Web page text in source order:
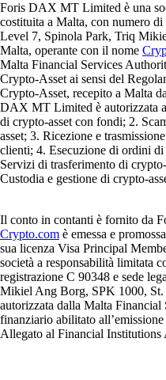
Foris DAX MT Limited è una
costituita a Malta, con numero di
Level 7, Spinola Park, Triq
Malta, operante con il nome
Malta Financial Services
Crypto-Asset ai sensi del
Crypto-Asset, recepito a Malta
DAX MT Limited è autorizzata
di crypto-asset con fondi; 2.
asset; 3. Ricezione e
clienti; 4. Esecuzione di ordini
Servizi di trasferimento di
Custodia e gestione di crypto-
Il conto in contanti è fornito da
Crypto.com è emessa e
sua licenza Visa Principal
società a responsabilità limitata
registrazione C 90348 e sede
Mikiel Ang Borg, SPK 1000, St.
autorizzata dalla Malta
finanziario abilitato
Allegato al Financial